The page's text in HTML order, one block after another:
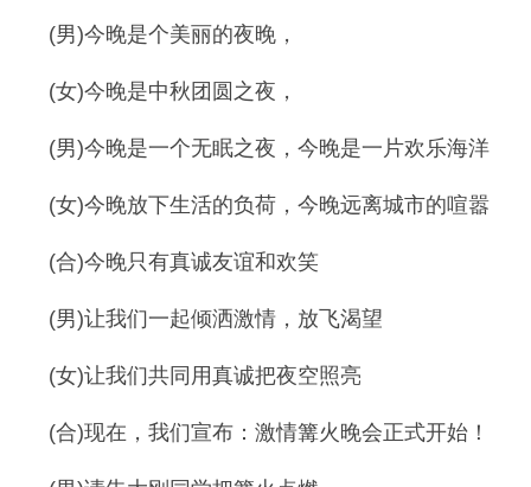
(男)今晚是个美丽的夜晚，
(女)今晚是中秋团圆之夜，
(男)今晚是一个无眠之夜，今晚是一片欢乐海洋
(女)今晚放下生活的负荷，今晚远离城市的喧嚣
(合)今晚只有真诚友谊和欢笑
(男)让我们一起倾洒激情，放飞渴望
(女)让我们共同用真诚把夜空照亮
(合)现在，我们宣布：激情篝火晚会正式开始！